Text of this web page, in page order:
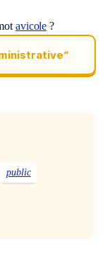
avicole ?
public